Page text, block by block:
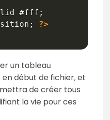
;
?>
un tableau
début de fichier, et
de créer tous
la vie pour ces